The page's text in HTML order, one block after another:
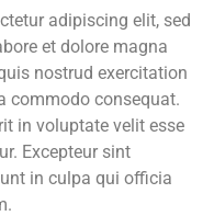
adipiscing elit, sed
et dolore magna
nostrud exercitation
commodo consequat.
in voluptate velit esse
Excepteur sint
in culpa qui officia